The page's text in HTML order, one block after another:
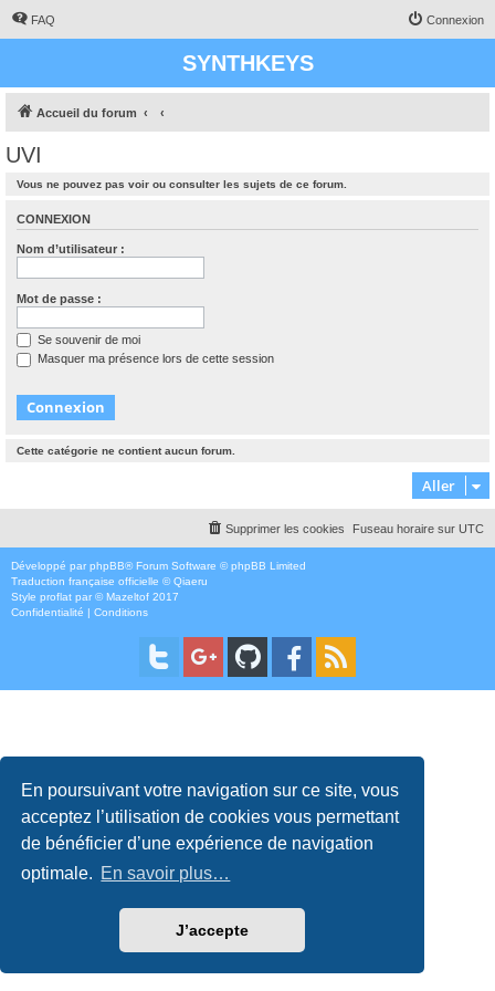
En poursuivant votre navigation sur ce site, vous
acceptez l’utilisation de cookies vous permettant
de bénéficier d’une expérience de navigation
optimale. En savoir plus…
J’accepte
FAQ Connexion
SYNTHKEYS
Accueil du forum
UVI
Vous ne pouvez pas voir ou consulter les sujets de ce forum.
CONNEXION
Nom d’utilisateur :
Mot de passe :
Se souvenir de moi
Masquer ma présence lors de cette session
Cette catégorie ne contient aucun forum.
Aller
Fuseau horaire sur UTC
Supprimer les cookies
Développé par phpBB® Forum Software © phpBB Limited
Traduction française officielle ©Qiaeru
Style proflat par ©Mazeltof 2017
Confidentialité | Conditions